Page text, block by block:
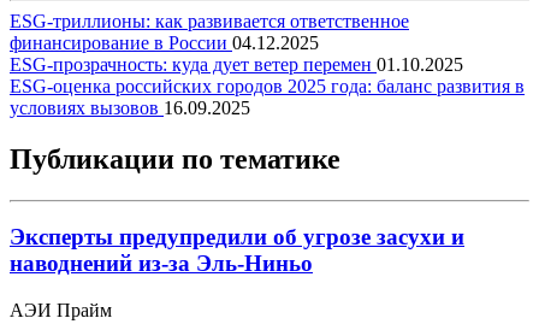
ESG-триллионы: как развивается ответственное
финансирование в России 04.12.2025
ESG-прозрачность: куда дует ветер перемен 01.10.2025
ESG-оценка российских городов 2025 года: баланс развития в
условиях вызовов 16.09.2025
Публикации по тематике
Эксперты предупредили об угрозе засухи и
наводнений из-за Эль-Ниньо
АЭИ Прайм